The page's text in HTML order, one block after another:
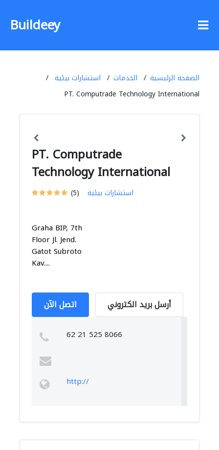
Buildeey
الصفحة الرئيسية الخدمات
استشارات بيئية
PT. Computrade Technology International
PT. Computrade
Technology International
(5) استشارات بيئية
Graha BIP, 7th
Floor Jl. Jend.
Gatot Subroto
Kav....
اتصل الآن أرسل بريد الكتروني
62 21 525 8066
http://